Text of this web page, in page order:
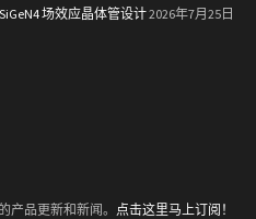
场效应晶体管设计2026年7月25日
产品更新和新闻。 点击这里马上订阅！